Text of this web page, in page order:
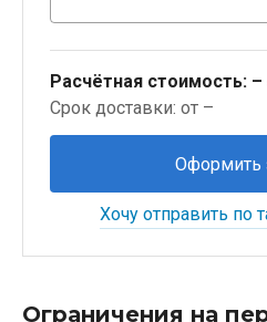
Расчётная стоимость: –
Срок доставки: от –
Оформить
Хочу отправить по
Ограничения на